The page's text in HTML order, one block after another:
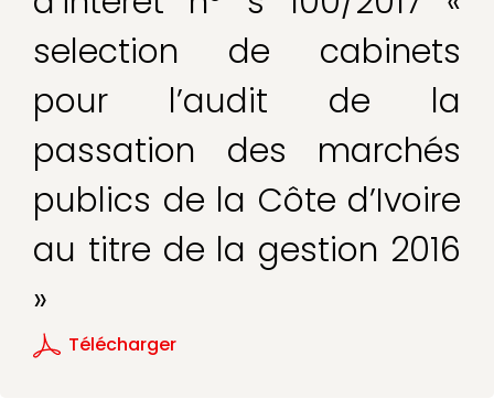
selection de cabinets
pour l’audit de la
passation des marchés
publics de la Côte d’Ivoire
au titre de la gestion 2016
»
Télécharger